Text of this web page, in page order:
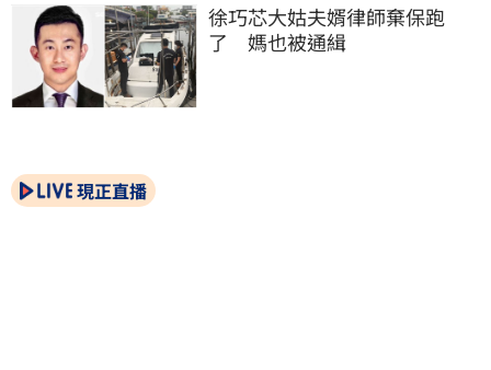
徐巧芯大姑夫婿律師棄保跑
了　媽也被通緝
現正直播